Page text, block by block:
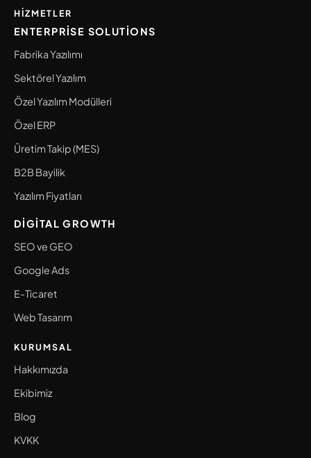
HIZMETLER
ENTERPRISE SOLUTIONS
Fabrika Yazılımı
Sektörel Yazılım
Özel Yazılım Modülleri
Özel ERP
Üretim Takip (MES)
B2B Bayilik
Yazılım Fiyatları
DIGITAL GROWTH
SEO ve GEO
Google Ads
E-Ticaret
Web Tasarım
KURUMSAL
Hakkımızda
Ekibimiz
Blog
KVKK